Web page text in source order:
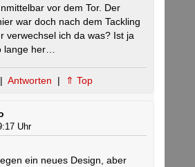
vor dem Tor. Der
war doch nach dem Tackling
verwechsel ich da was? Ist ja
lange her…
| Antworten | ⇑ Top
Uhr
ein neues Design, aber